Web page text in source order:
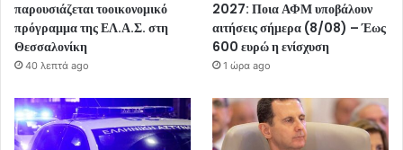
παρουσιάζεται τοοικονομικό
πρόγραμμα της ΕΛ.Α.Σ. στη
Θεσσαλονίκη
40 λεπτά ago
2027: Ποια ΑΦΜ υποβάλουν
αιτήσεις σήμερα (8/08) – Έως
600 ευρώ η ενίσχυση
1 ώρα ago